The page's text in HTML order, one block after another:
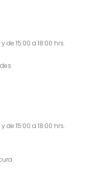
de 15:00 a 18:00 hrs.
de 15:00 a 18:00 hrs.